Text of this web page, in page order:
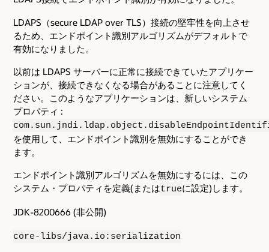
LDAPS（secure LDAP over TLS）接続の堅牢性を向上させ
るため、エンドポイント識別アルゴリズムがデフォルトで
有効になりました。
以前は LDAPS サーバーに正常に接続できていたアプリケー
ションが、接続できなくなる場合があることに注意してく
ださい。このようなアプリケーションは、新しいシステム
プロパティ :
を使用して、エンドポイント識別を無効にすることができ
ます。
エンドポイント識別アルゴリズムを無効にするには、この
システム・プロパティを定義(またはtrueに設定)します。
JDK-8200666 (非公開)
core-libs/java.io:serialization